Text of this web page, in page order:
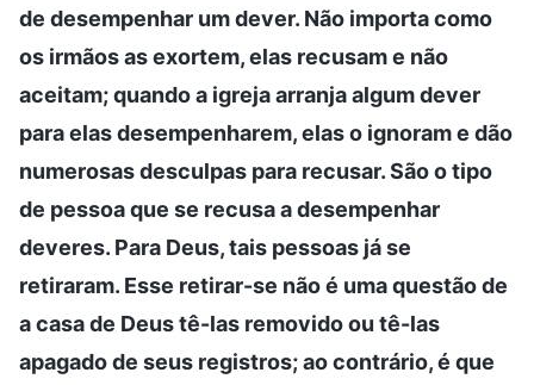
de desempenhar um dever. Não importa como
os irmãos as exortem, elas recusam e não
aceitam; quando a igreja arranja algum dever
para elas desempenharem, elas o ignoram e dão
numerosas desculpas para recusar. São o tipo
de pessoa que se recusa a desempenhar
deveres. Para Deus, tais pessoas já se
retiraram. Esse retirar-se não é uma questão de
a casa de Deus tê-las removido ou tê-las
apagado de seus registros; ao contrário, é que